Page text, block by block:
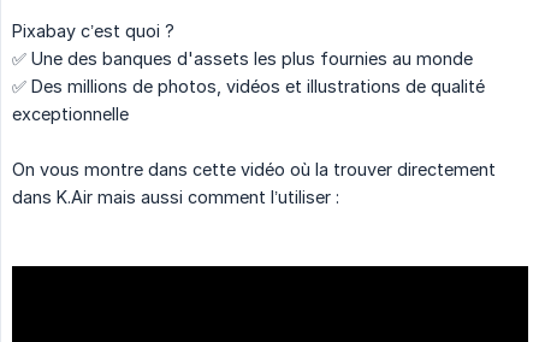
Pixabay c’est quoi ?
✅ Une des banques d'assets les plus fournies au monde
✅ Des millions de photos, vidéos et illustrations de qualité
exceptionnelle
On vous montre dans cette vidéo où la trouver directement
dans K.Air mais aussi comment l’utiliser :